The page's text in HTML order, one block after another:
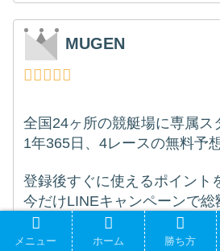
MUGEN
全国24ヶ所の競艇場に専属ス
1年365日、4レースの無料予
登録後すぐに使えるポイント
今だけLINEキャンペーンで総
ゼント！
メニュー ホーム 勝ち方